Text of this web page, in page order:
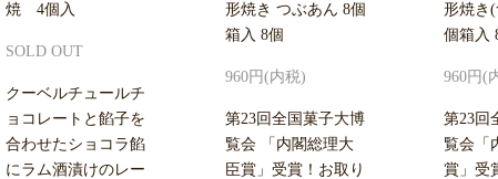
焼 4個入
SOLD OUT
クーベルチュールチ
ョコレートと餡子を
合わせたショコラ餡
にラム酒漬けのレー
形焼き つぶあん 8個
箱入 8個
960円(内税)
第23回全国菓子大博
覧会 「内閣総理大
臣賞」受賞！お取り
形焼き
個箱入
960円(
第23回
覧会「
賞」受